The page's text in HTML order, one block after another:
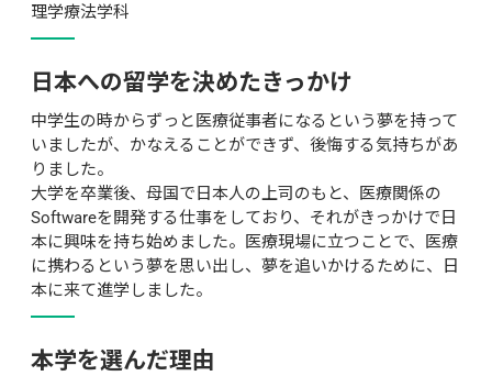
理学療法学科
日本への留学を決めたきっかけ
中学生の時からずっと医療従事者になるという夢を持って
いましたが、かなえることができず、後悔する気持ちがあ
りました。
大学を卒業後、母国で日本人の上司のもと、医療関係の
Softwareを開発する仕事をしており、それがきっかけで日
本に興味を持ち始めました。医療現場に立つことで、医療
に携わるという夢を思い出し、夢を追いかけるために、日
本に来て進学しました。
本学を選んだ理由